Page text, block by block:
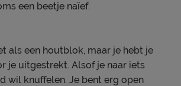
een beetje naïef.
als een houtblok, maar je hebt je
je uitgestrekt. Alsof je naar iets
wil knuffelen. Je bent erg open